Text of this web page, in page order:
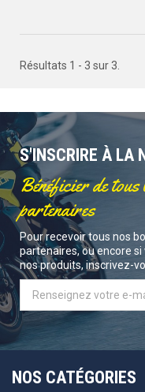
Résultats 1 - 3 sur 3.
S'INSCRIRE À LA
Bénéficier de tous
partenaires
Pour recevoir tous nos
partenaires, ou encore
nos produits, inscrivez-
NOS CATÉGORIES